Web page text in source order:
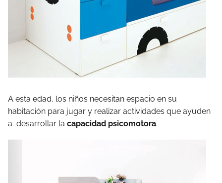
A esta edad, los niños necesitan espacio en su
habitación para jugar y realizar actividades que ayuden
a desarrollar la capacidad psicomotora.